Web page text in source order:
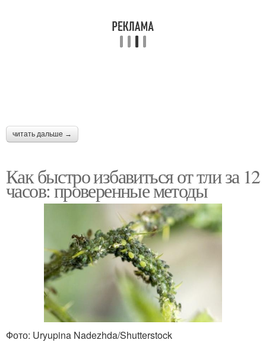
читать дальше →
Как быстро избавиться от тли за 12
часов: проверенные методы
Фото: Uryupina Nadezhda/Shutterstock